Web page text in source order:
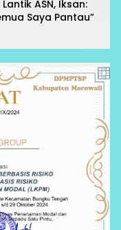
ASN, Iksan:
Saya Pantau”